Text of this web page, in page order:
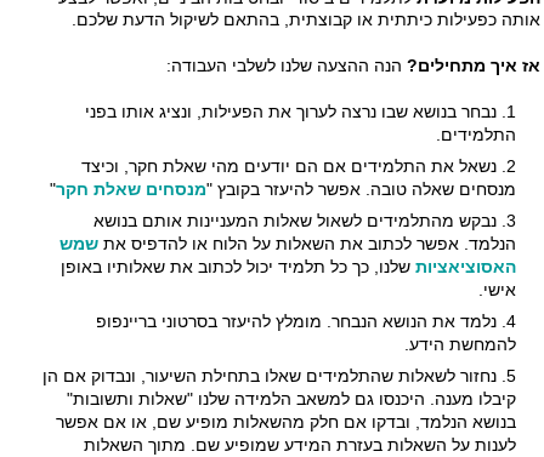
כפעילות כיתתית או קבוצתית, בהתאם לשיקול הדעת שלכם.
איך מתחילים?הנה ההצעה שלנו לשלבי העבודה:
נבחר בנושא שבו נרצה לערוך את הפעילות, ונציג אותו בפני
התלמידים.
נשאל את התלמידים אם הם יודעים מהי שאלת חקר, וכיצד
מנסחים שאלה טובה. אפשר להיעזר בקובץ "מנסחים שאלת חקר"
נבקש מהתלמידים לשאול שאלות המעניינות אותם בנושא
הנלמד. אפשר לכתוב את השאלות על הלוח או להדפיס אתשמש
האסוציאציותשלנו, כך כל תלמיד יכול לכתוב את שאלותיו באופן
אישי.
נלמד את הנושא הנבחר. מומלץ להיעזר בסרטוני בריינפופ
להמחשת הידע.
נחזור לשאלות שהתלמידים שאלו בתחילת השיעור, ונבדוק אם הן
קיבלו מענה. היכנסו גם למשאב הלמידה שלנו "שאלות ותשובות"
בנושא הנלמד, ובדקו אם חלק מהשאלות מופיע שם, או אם אפשר
לענות על השאלות בעזרת המידע שמופיע שם. מתוך השאלות